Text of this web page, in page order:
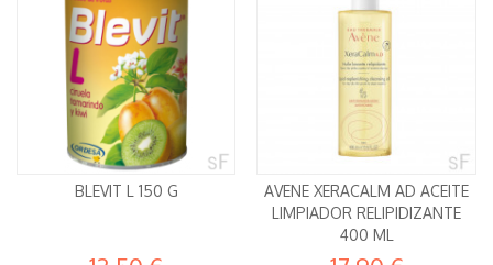
BLEVIT L 150 G
AVENE XERACALM AD ACEITE
LIMPIADOR RELIPIDIZANTE
400 ML